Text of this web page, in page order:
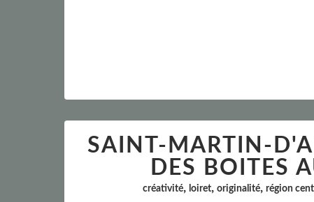
SAINT-MARTIN-
DES BOITES
créativité, loiret, originalité, région